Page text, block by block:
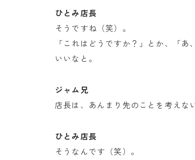
ひとみ店長
そうですね（笑）。
「これはどうですか？」とか、「
いいなと。
ジャム兄
店長は、あんまり先のことを考えな
ひとみ店長
そうなんです（笑）。